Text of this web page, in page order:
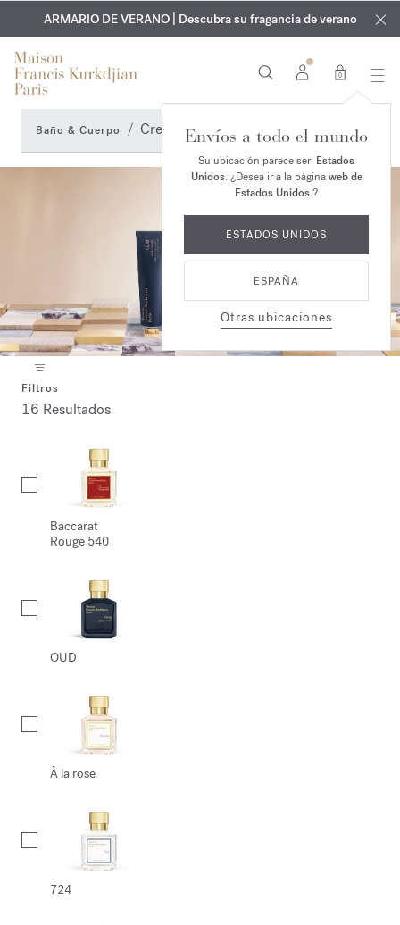
EXCLUSIVO | Descubra la nueva fragancia OUD
velvet mood
en su pedido*
GRABADO GRATUITO | En todas las fragancias y aceites
corporales hasta el 9 de agosto
ARMARIO DE VERANO | Descubra su fragancia de verano
0
Envíos a todo el mundo
Su ubicación parece ser: Estados
Unidos. ¿Desea ir a la páginaweb de
Estados Unidos?
ESTADOS UNIDOS
ESPAÑA
Otras ubicaciones
Baño & Cuerpo Crema de manos
Filtros
16 Resultados
Baccarat
Rouge 540
OUD
À la rose
724